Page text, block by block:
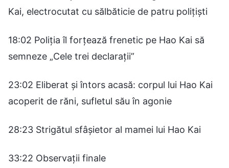
Kai, electrocutat cu sălbăticie de patru polițiști
18:02 Poliția îl forțează frenetic pe Hao Kai să
semneze „Cele trei declarații”
23:02 Eliberat și întors acasă: corpul lui Hao Kai
acoperit de răni, sufletul său în agonie
28:23 Strigătul sfâșietor al mamei lui Hao Kai
33:22 Observații finale